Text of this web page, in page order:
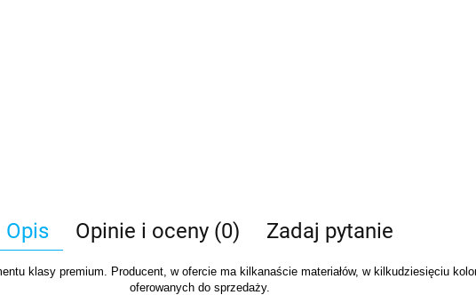
Opis Opinie i oceny (0) Zadaj pytanie
klasy premium. Producent, w ofercie ma kilkanaście materiałów, w kilkudziesięciu
oferowanych do sprzedaży.